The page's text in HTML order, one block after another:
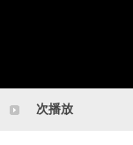
次播放